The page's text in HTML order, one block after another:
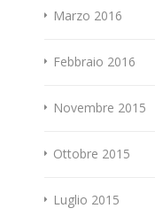
Marzo 2016
Febbraio 2016
Novembre 2015
Ottobre 2015
Luglio 2015